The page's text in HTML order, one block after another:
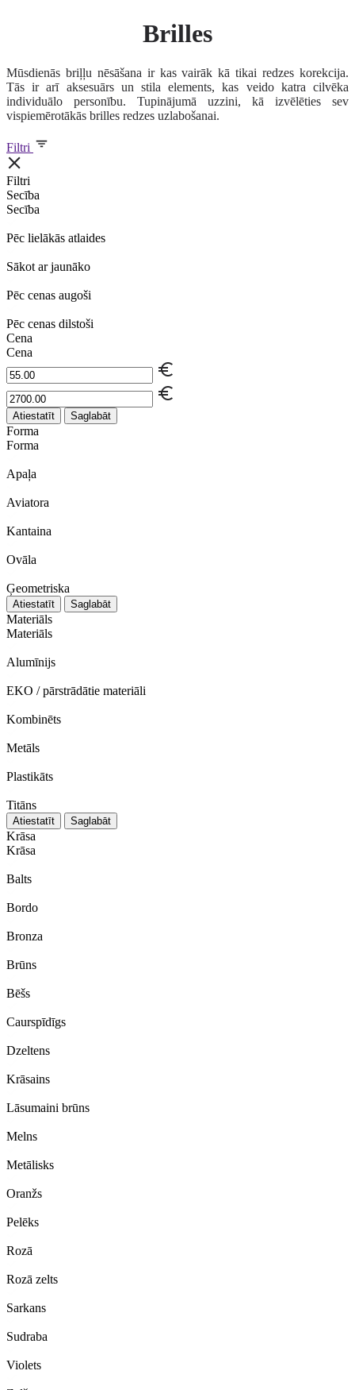
Brilles
Mūsdienās briļļu nēsāšana ir kas vairāk kā tikai redzes korekcija.
Tās ir arī aksesuārs un stila elements, kas veido katra cilvēka
individuālo personību. Tupinājumā uzzini, kā izvēlēties sev
vispiemērotākās brilles redzes uzlabošanai.
Filtri
Filtri
Secība
Secība
Pēc lielākās atlaides
Sākot ar jaunāko
Pēc cenas augoši
Pēc cenas dilstoši
Cena
Cena
Atiestatīt Saglabāt
Forma
Forma
Apaļa
Aviatora
Kantaina
Ovāla
Ģeometriska
Atiestatīt Saglabāt
Materiāls
Materiāls
Alumīnijs
EKO / pārstrādātie materiāli
Kombinēts
Metāls
Plastikāts
Titāns
Atiestatīt Saglabāt
Krāsa
Krāsa
Balts
Bordo
Bronza
Brūns
Bēšs
Caurspīdīgs
Dzeltens
Krāsains
Lāsumaini brūns
Melns
Metālisks
Oranžs
Pelēks
Rozā
Rozā zelts
Sarkans
Sudraba
Violets